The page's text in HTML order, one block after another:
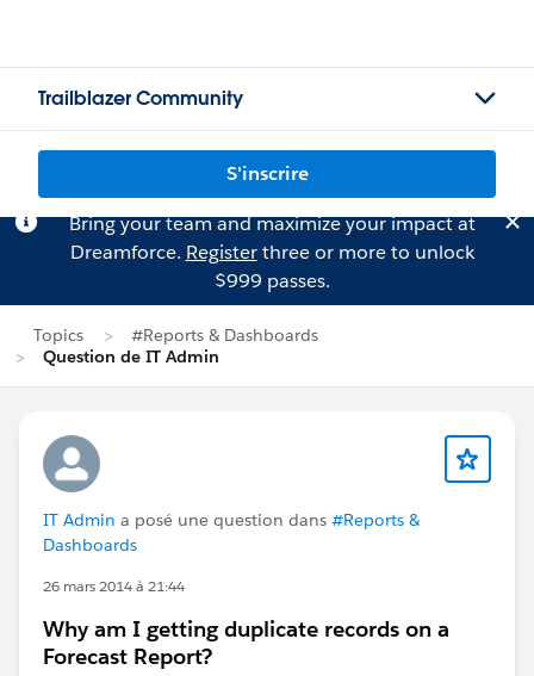
Trailblazer Community
S'inscrire
Bring your team and maximize your impact at
Dreamforce. Registerthree or more to unlock
$999 passes.
Topics
#Reports & Dashboards
Question de IT Admin
IT Admin a posé une question dans #Reports &
Dashboards
26 mars 2014 à 21:44
Why am I getting duplicate records on a
Forecast Report?